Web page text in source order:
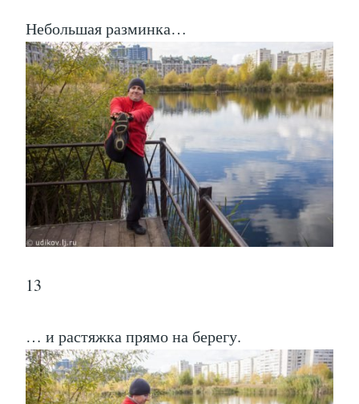
Небольшая разминка…
13
… и растяжка прямо на берегу.